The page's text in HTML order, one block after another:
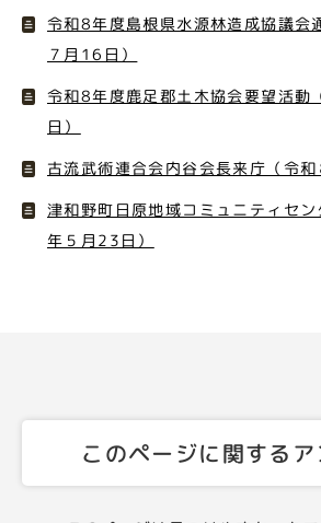
令和8年度島根県水源林造成協議会
７月16日）
令和8年度鹿足郡土木協会要望活動
日）
古流武術連合会内谷会長来庁（令和
津和野町日原地域コミュニティセ
年５月23日）
このページに関するア